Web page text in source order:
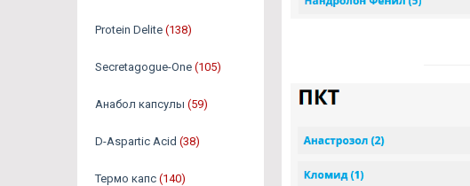
Protein Delite (138)
Secretagogue-One (105)
Анабол капсулы (59)
D-Aspartic Acid (38)
Термо капс (140)